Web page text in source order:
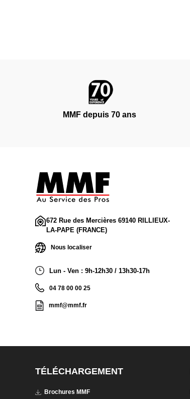
MMF depuis 70 ans
672 Rue des Mercières 69140 RILLIEUX-
LA-PAPE (FRANCE)
Nous localiser
Lun - Ven : 9h-12h30 / 13h30-17h
04 78 00 00 25
mmf@mmf.fr
TÉLÉCHARGEMENT
Brochures MMF